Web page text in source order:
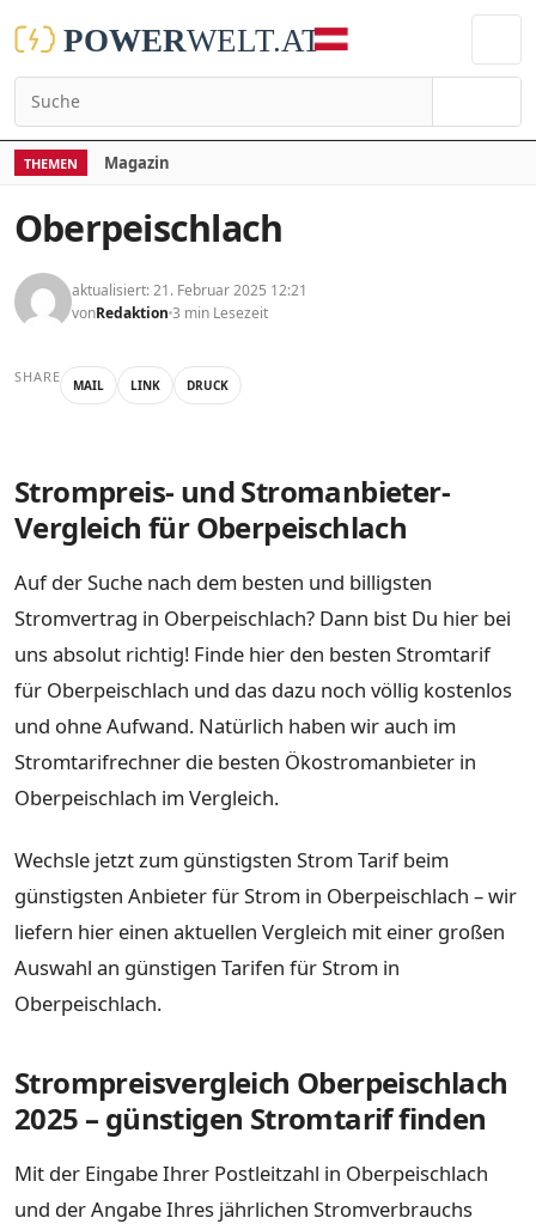
THEMEN Magazin
Oberpeischlach
aktualisiert: 21. Februar 2025 12:21
vonRedaktion 3 min Lesezeit
SHARE MAIL LINK DRUCK
Strompreis- und Stromanbieter-
Vergleich für Oberpeischlach
Auf der Suche nach dem besten und billigsten
Stromvertrag in Oberpeischlach? Dann bist Du hier bei
uns absolut richtig! Finde hier den besten Stromtarif
für Oberpeischlach und das dazu noch völlig kostenlos
und ohne Aufwand. Natürlich haben wir auch im
Stromtarifrechner die besten Ökostromanbieter in
Oberpeischlach im Vergleich.
Wechsle jetzt zum günstigsten Strom Tarif beim
günstigsten Anbieter für Strom in Oberpeischlach – wir
liefern hier einen aktuellen Vergleich mit einer großen
Auswahl an günstigen Tarifen für Strom in
Oberpeischlach.
Strompreisvergleich Oberpeischlach
2025 – günstigen Stromtarif finden
Mit der Eingabe Ihrer Postleitzahl in Oberpeischlach
und der Angabe Ihres jährlichen Stromverbrauchs